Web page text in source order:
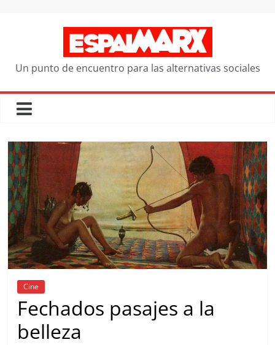
Un punto de encuentro para las alternativas sociales
Cine
Fechados pasajes a la
belleza